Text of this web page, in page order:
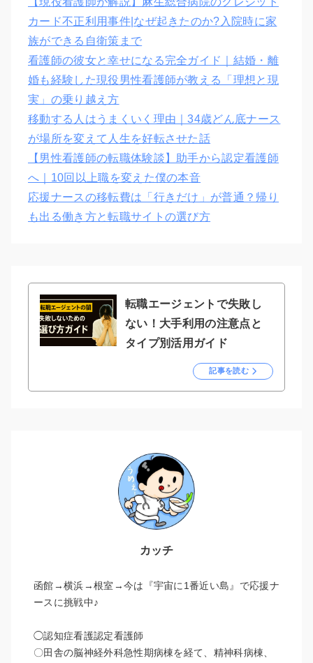
カード不正利用事件|なぜ起きたのか?入院時に家
族ができる自衛策まで
看護師の彼女と幸せになる完全ガイド｜結婚・離
婚も経験した現役男性看護師が教える「理想と現
実」の乗り越え方
移動する人はうまくいく理由｜34歳どん底ナース
が場所を変えて人生を好転させた話
【男性看護師の転職体験談】助手から認定看護師
へ｜10回以上職を変えた僕の本音
応援ナースの移転費は「行きだけ」が普通？帰り
も出る働き方と転職サイトの選び方
転職エージェントで失敗し
ない！大手利用の注意点と
タイプ別活用ガイド
記事を読む
カッチ
函館→横浜→根室→今は『宇宙に1番近い島』で応援ナ
ースに挑戦中♪
◯認知症看護認定看護師
〇田舎の脳神経外科急性期病棟を経て、精神科病棟、